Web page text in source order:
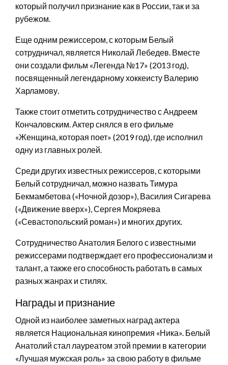
который получил признание как в России, так и за
рубежом.
Еще одним режиссером, с которым Белый
сотрудничал, является Николай Лебедев. Вместе
они создали фильм «Легенда №17» (2013 год),
посвященный легендарному хоккеисту Валерию
Харламову.
Также стоит отметить сотрудничество с Андреем
Кончаловским. Актер снялся в его фильме
«Женщина, которая поет» (2019 год), где исполнил
одну из главных ролей.
Среди других известных режиссеров, с которыми
Белый сотрудничал, можно назвать Тимура
Бекмамбетова («Ночной дозор»), Василия Сигарева
(«Движение вверх»), Сергея Мокряева
(«Севастопольский роман») и многих других.
Сотрудничество Анатолия Белого с известными
режиссерами подтверждает его профессионализм и
талант, а также его способность работать в самых
разных жанрах и стилях.
Награды и признание
Одной из наиболее заметных наград актера
является Национальная кинопремия «Ника». Белый
Анатолий стал лауреатом этой премии в категории
«Лучшая мужская роль» за свою работу в фильме